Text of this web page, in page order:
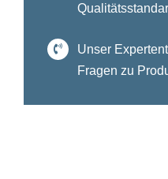
Unser
Fragen zu